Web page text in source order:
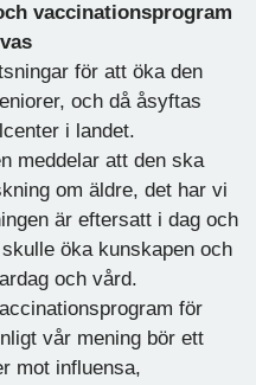
vaccinationsprogram
för att öka den
och då åsyftas
i landet.
meddelar att den ska
om äldre, det har vi
är eftersatt i dag och
öka kunskapen och
och vård.
för
vår mening bör ett
mot influensa,